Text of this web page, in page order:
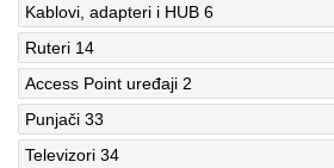
Kablovi, adapteri i HUB 6
Ruteri 14
Access Point uređaji 2
Punjači 33
Televizori 34